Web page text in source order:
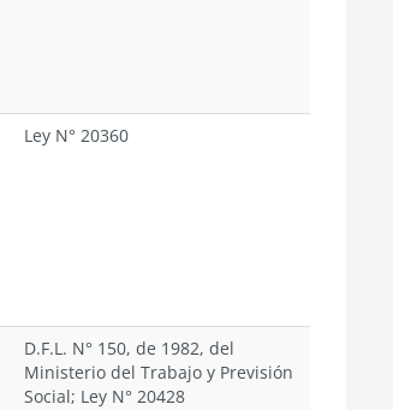
Ley N° 20360
D.F.L. N° 150, de 1982, del
Ministerio del Trabajo y Previsión
Social; Ley N° 20428